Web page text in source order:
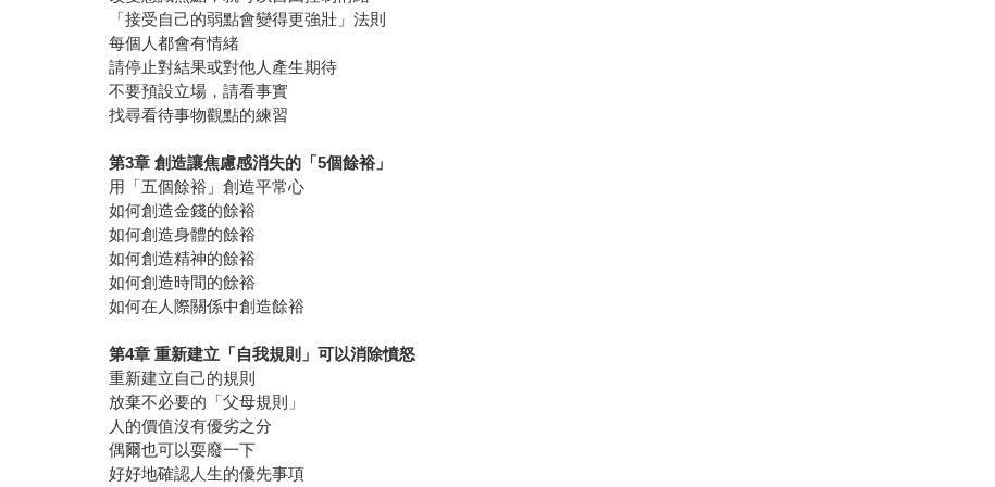
「接受自己的弱點會變得更強壯」法則
每個人都會有情緒
請停止對結果或對他人產生期待
不要預設立場，請看事實
找尋看待事物觀點的練習
第3章 創造讓焦慮感消失的「5個餘裕」
用「五個餘裕」創造平常心
如何創造金錢的餘裕
如何創造身體的餘裕
如何創造精神的餘裕
如何創造時間的餘裕
如何在人際關係中創造餘裕
第4章 重新建立「自我規則」可以消除憤怒
重新建立自己的規則
放棄不必要的「父母規則」
人的價值沒有優劣之分
偶爾也可以耍廢一下
好好地確認人生的優先事項